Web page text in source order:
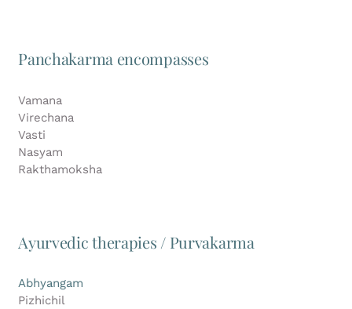
Panchakarma encompasses
Vamana
Virechana
Vasti
Nasyam
Rakthamoksha
Ayurvedic therapies / Purvakarma
Abhyangam
Pizhichil